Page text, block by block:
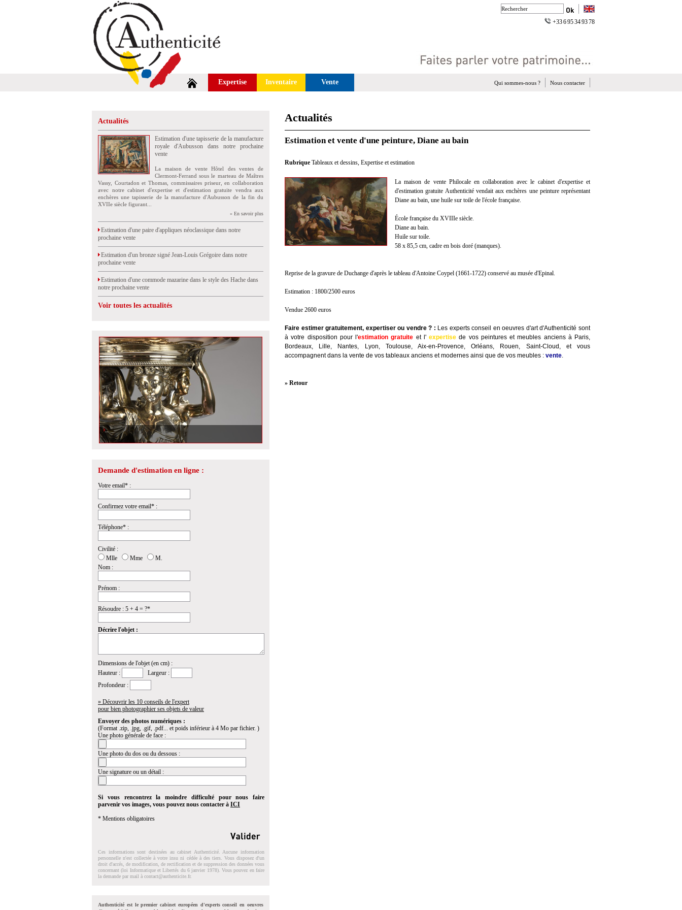
+33 6 95 34 93 78
Expertise Inventaire Vente Nous contacter
Qui sommes-nous ?
Actualités
Estimation d'une tapisserie de la manufacture
royale d'Aubusson dans notre prochaine
vente
La maison de vente Hôtel des ventes de
Clermont-Ferrand sous le marteau de Maîtres
Vassy, Courtadon et Thomas, commissaires priseur, en collaboration
avec notre cabinet d'expertise et d'estimation gratuite vendra aux
enchères une tapisserie de la manufacture d'Aubusson de la fin du
XVIIe siècle figurant...
» En savoir plus
Estimation d'une paire d'appliques néoclassique dans notre
prochaine vente
Estimation d'un bronze signé Jean-Louis Grégoire dans notre
prochaine vente
Estimation d'une commode mazarine dans le style des Hache dans
notre prochaine vente
Voir toutes les actualités
Demande d'estimation en ligne :
Votre email* :
Confirmez votre email* :
Téléphone* :
Civilité :
Mlle
Mme
M.
Nom :
Prénom :
Résoudre : 5 + 4 = ?*
Décrire l'objet :
Dimensions de l'objet (en cm) :
Hauteur :
Largeur :
Profondeur :
» Découvrir les 10 conseils de l'expert
pour bien photographier ses objets de valeur
Envoyer des photos numériques :
(Format .zip, .jpg, .gif, .pdf... et poids inférieur à 4 Mo par fichier. )
Une photo générale de face :
Une photo du dos ou du dessous :
Une signature ou un détail :
Si vous rencontrez la moindre difficulté pour nous faire
parvenir vos images, vous pouvez nous contacter à ICI
* Mentions obligatoires
Ces informations sont destinées au cabinet Authenticité. Aucune information
personnelle n'est collectée à votre insu ni cédée à des tiers. Vous disposez d'un
droit d'accés, de modification, de rectification et de suppression des données vous
concernant (loi Informatique et Libertés du 6 janvier 1978). Vous pouvez en faire
la demande par mail à contact@authenticite.fr.
Authenticité est le premier cabinet européen d'experts conseil en oeuvres
Actualités
Estimation et vente d'une peinture, Diane au bain
Rubrique Tableaux et dessins, Expertise et estimation
La maison de vente Philocale en collaboration avec le cabinet d'expertise et
d'estimation gratuite Authenticité vendait aux enchères une peinture représentant
Diane au bain, une huile sur toile de l'école française.
École française du XVIIIe siècle.
Diane au bain.
Huile sur toile.
58 x 85,5 cm, cadre en bois doré (manques).
Reprise de la gravure de Duchange d'après le tableau d'Antoine Coypel (1661-1722) conservé au musée d'Epinal.
Estimation : 1800/2500 euros
Vendue 2600 euros
Faire estimer gratuitement, expertiser ou vendre ? : Les experts conseil en oeuvres d'art d'Authenticité sont
à votre disposition pour l'estimation gratuite et l'expertise de vos peintures et meubles anciens à Paris,
Bordeaux, Lille, Nantes, Lyon, Toulouse, Aix-en-Provence, Orléans, Rouen, Saint-Cloud, et vous
accompagnent dans la vente de vos tableaux anciens et modernes ainsi que de vos meubles : vente.
» Retour